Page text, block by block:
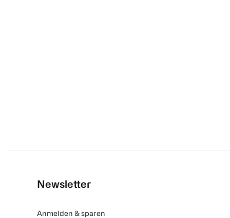
Newsletter
Anmelden & sparen